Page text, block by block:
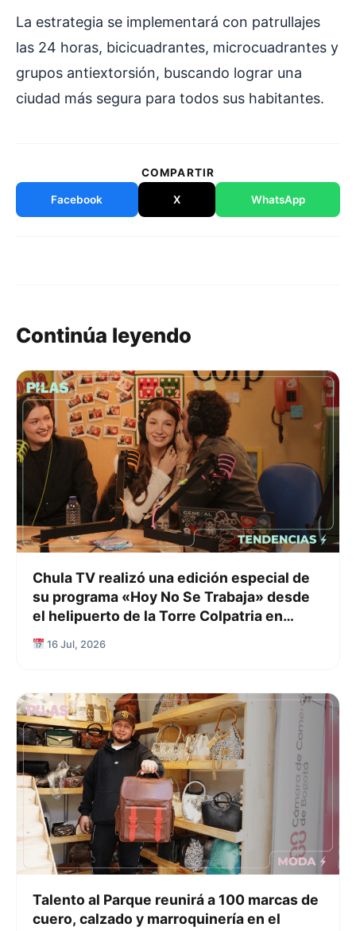
La estrategia se implementará con patrullajes
las 24 horas, bicicuadrantes, microcuadrantes y
grupos antiextorsión, buscando lograr una
ciudad más segura para todos sus habitantes.
COMPARTIR
Facebook X WhatsApp
Continúa leyendo
Chula TV realizó una edición especial de
su programa «Hoy No Se Trabaja» desde
el helipuerto de la Torre Colpatria en
Bogotá
16 Jul, 2026
Talento al Parque reunirá a 100 marcas de
cuero, calzado y marroquinería en el